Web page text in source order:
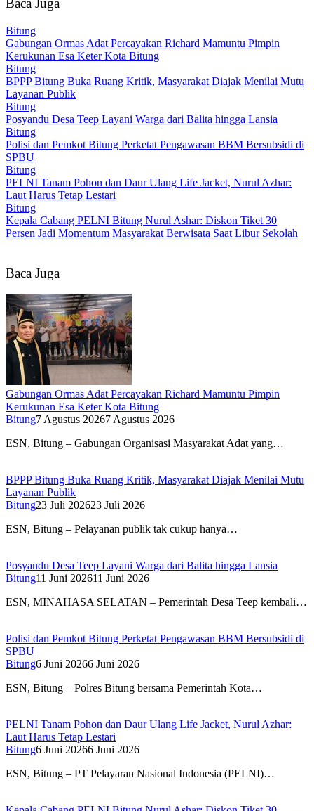
Baca Juga
Bitung
Gabungan Ormas Adat Percayakan Richard Mamuntu Pimpin
Kerukunan Esa Keter Kota Bitung
Bitung
BPPP Bitung Buka Ruang Kritik, Masyarakat Diajak Menilai Mutu
Layanan Publik
Bitung
Posyandu Desa Teep Layani Warga dari Balita hingga Lansia
Bitung
Polisi dan Pemkot Bitung Perketat Pengawasan BBM Bersubsidi di
SPBU
Bitung
PELNI Tanam Pohon dan Daur Ulang Life Jacket, Nurul Azhar:
Laut Harus Tetap Lestari
Bitung
Kepala Cabang PELNI Bitung Nurul Ashar: Diskon Tiket 30
Persen Jadi Momentum Masyarakat Berwisata Saat Libur Sekolah
Baca Juga
Gabungan Ormas Adat Percayakan Richard Mamuntu Pimpin
Kerukunan Esa Keter Kota Bitung
Bitung7 Agustus 20267 Agustus 2026
ESN, Bitung – Gabungan Organisasi Masyarakat Adat yang…
BPPP Bitung Buka Ruang Kritik, Masyarakat Diajak Menilai Mutu
Layanan Publik
Bitung23 Juli 202623 Juli 2026
ESN, Bitung – Pelayanan publik tak cukup hanya…
Posyandu Desa Teep Layani Warga dari Balita hingga Lansia
Bitung11 Juni 202611 Juni 2026
ESN, MINAHASA SELATAN – Pemerintah Desa Teep kembali…
Polisi dan Pemkot Bitung Perketat Pengawasan BBM Bersubsidi di
SPBU
Bitung6 Juni 20266 Juni 2026
ESN, Bitung – Polres Bitung bersama Pemerintah Kota…
PELNI Tanam Pohon dan Daur Ulang Life Jacket, Nurul Azhar:
Laut Harus Tetap Lestari
Bitung6 Juni 20266 Juni 2026
ESN, Bitung – PT Pelayaran Nasional Indonesia (PELNI)…